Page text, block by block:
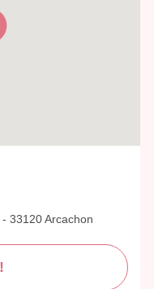
33120 Arcachon